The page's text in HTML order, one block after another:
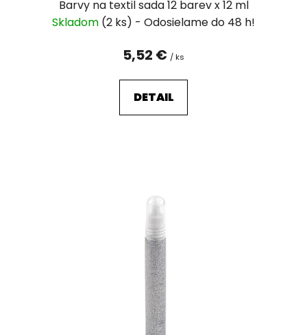
Barvy na textil sada 12 barev x 12 ml
Skladom (2 ks)
5,52 € / ks
DETAIL